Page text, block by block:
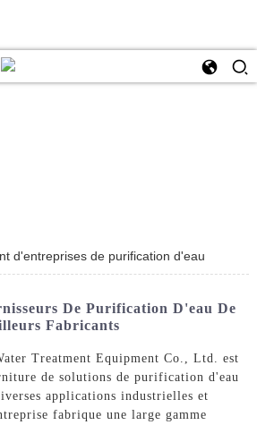
d'entreprises de purification d'eau
De Purification D'eau De
Fabricants
Treatment Equipment Co., Ltd. est
de solutions de purification d'eau
applications industrielles et
fabrique une large gamme